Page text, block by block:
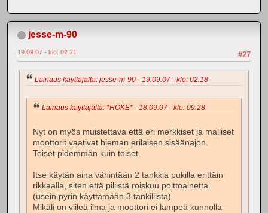
jesse-m-90
#27
19.09.07 - klo: 02.21
Lainaus käyttäjältä: jesse-m-90 - 19.09.07 - klo: 02.18
Lainaus käyttäjältä: *HOKE* - 18.09.07 - klo: 09.28
Nyt on myös muistettava että eri merkkiset ja malliset
moottorit vaativat hieman erilaisen sisäänajon.
Toiset pidemmän kuin toiset.
Itse käytän aina vähintään 2 tankkia pukilla erittäin
rikkaalla, siten että pillistä roiskuu polttoainetta.
(usein pyrin käyttämään 3 tankillista)
Mikäli on viileä ilma ja moottori ei lämpeä kunnolla